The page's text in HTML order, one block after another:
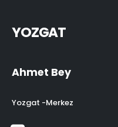
YOZGAT
Ahmet Bey
Yozgat -Merkez